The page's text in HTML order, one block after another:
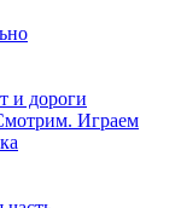
и дороги
Играем